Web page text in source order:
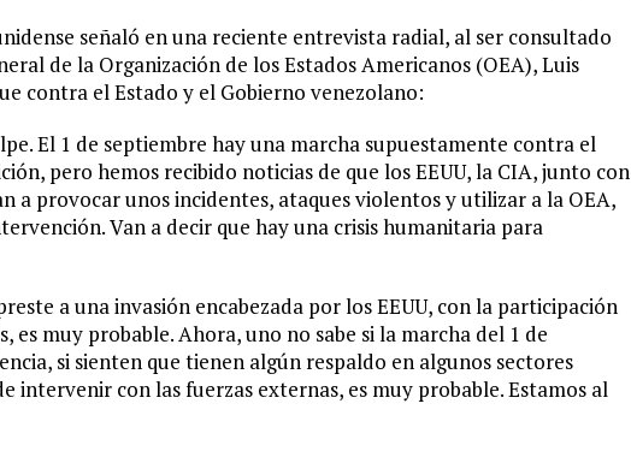
señaló en una reciente entrevista radial, al ser consultado
de la Organización de los Estados Americanos (OEA), Luis
contra el Estado y el Gobierno venezolano:
El 1 de septiembre hay una marcha supuestamente contra el
pero hemos recibido noticias de que los EEUU, la CIA, junto con
a provocar unos incidentes, ataques violentos y utilizar a la OEA,
Van a decir que hay una crisis humanitaria para
a una invasión encabezada por los EEUU, con la participación
es muy probable. Ahora, uno no sabe si la marcha del 1 de
si sienten que tienen algún respaldo en algunos sectores
intervenir con las fuerzas externas, es muy probable. Estamos al